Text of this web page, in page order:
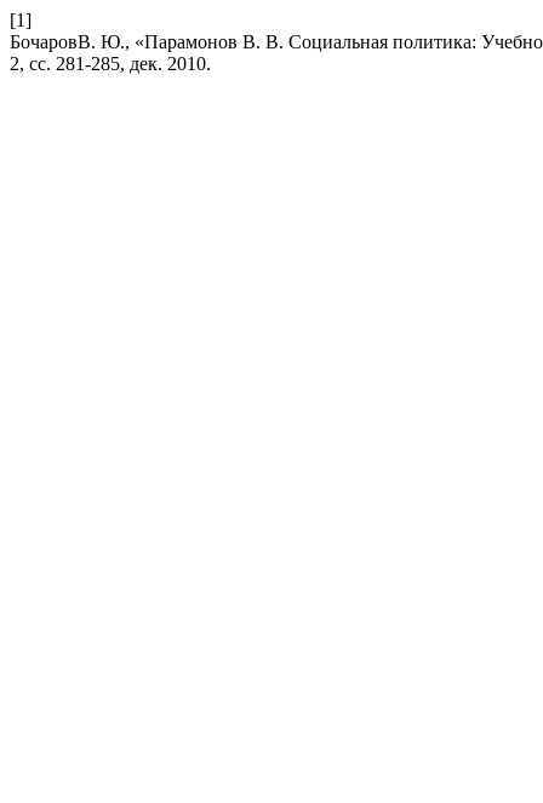
[1]
БочаровВ. Ю., «Парамонов В. В. Социальная политика:
2, сс. 281-285, дек. 2010.